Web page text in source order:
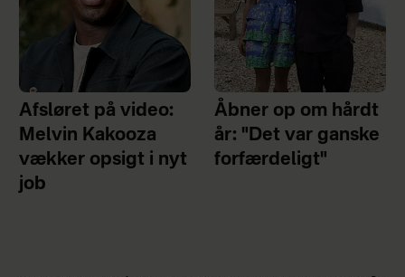
Afsløret på video:
Melvin Kakooza
vækker opsigt i nyt
job
Åbner op om hårdt
år: "Det var ganske
forfærdeligt"